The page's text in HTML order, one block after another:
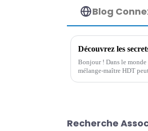
Blog
Bonjour ! Dans le
mélange-maître HDT
Recherche